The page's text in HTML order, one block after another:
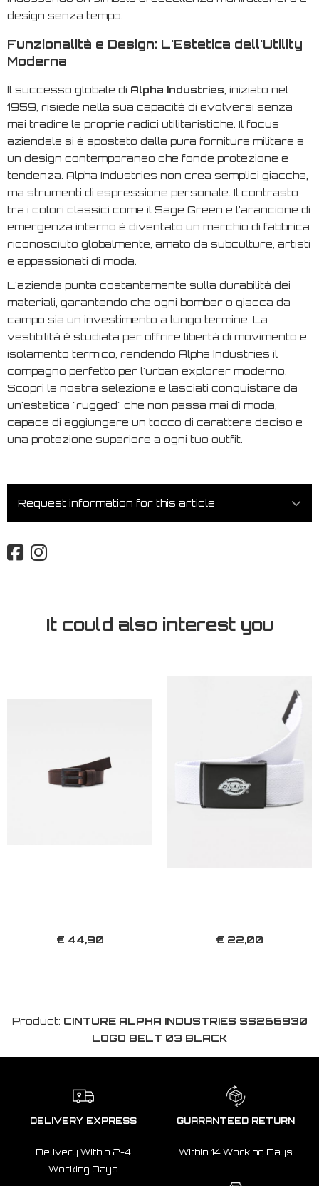
design senza tempo.
Funzionalità e Design: L'Estetica dell'Utility
Moderna
Il successo globale di Alpha Industries, iniziato nel
1959, risiede nella sua capacità di evolversi senza
mai tradire le proprie radici utilitaristiche. Il focus
aziendale si è spostato dalla pura fornitura militare a
un design contemporaneo che fonde protezione e
tendenza. Alpha Industries non crea semplici giacche,
ma strumenti di espressione personale. Il contrasto
tra i colori classici come il Sage Green e l'arancione di
emergenza interno è diventato un marchio di fabbrica
riconosciuto globalmente, amato da subculture, artisti
e appassionati di moda.
L'azienda punta costantemente sulla durabilità dei
materiali, garantendo che ogni bomber o giacca da
campo sia un investimento a lungo termine. La
vestibilità è studiata per offrire libertà di movimento e
isolamento termico, rendendo Alpha Industries il
compagno perfetto per l'urban explorer moderno.
Scopri la nostra selezione e lasciati conquistare da
un'estetica "rugged" che non passa mai di moda,
capace di aggiungere un tocco di carattere deciso e
una protezione superiore a ogni tuo outfit.
Request information for this article
It could also interest you
€ 44,90 € 22,00
Product: CINTURE ALPHA INDUSTRIES SS266930
LOGO BELT 03 BLACK
DELIVERY EXPRESS
Delivery Within 2-4
Working Days
GUARANTEED RETURN
Within 14 Working Days